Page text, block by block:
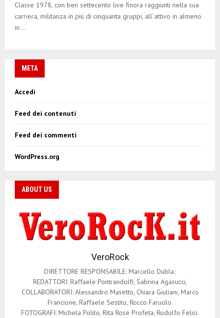
Classe 1978, con ben settecento live finora raggiunti nella sua
carriera, militanza in più di cinquanta gruppi, all´attivo in almeno
in...
META
Accedi
Feed dei contenuti
Feed dei commenti
WordPress.org
ABOUT US
VeroRock
DIRETTORE RESPONSABILE: Marcello Dubla;
REDATTORI: Raffaele Pontrandolfi, Sabrina Agasucci,
COLLABORATORI: Alessandro Masetto, Chiara Giuliani, Marco
Francione, Raffaele Sestito, Rocco Faruolo.
FOTOGRAFI: Michela Polito, Rita Rose Profeta, Rodolfo Felici.